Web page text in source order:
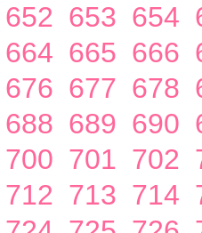
652 653 654
664 665 666
676 677 678
688 689 690
700 701 702
712 713 714